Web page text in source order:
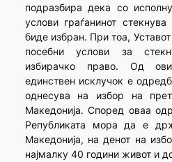
подразбира дека со
услови граѓанинот
биде избран. При тоа,
посебни услови за
избирачко право. Од
единствен исклучок е
однесува на избор на
Македонија. Според оваа
Републиката мора да е
Македонија, на денот на
најмалку 40 години живот и